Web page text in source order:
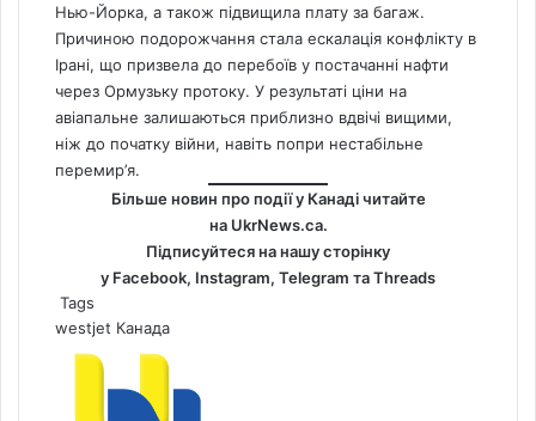
Нью-Йорка, а також підвищила плату за багаж.
Причиною подорожчання стала ескалація конфлікту в
Ірані, що призвела до перебоїв у постачанні нафти
через Ормузьку протоку. У результаті ціни на
авіапальне залишаються приблизно вдвічі вищими,
ніж до початку війни, навіть попри нестабільне
перемир’я.
Більше новин про події у Канаді читайте
на UkrNews.ca.
Підписуйтеся на нашу сторінку
у Facebook, Instagram, Telegram таThreads
Tags
westjet Канада